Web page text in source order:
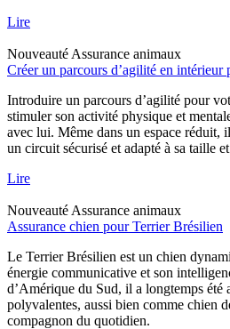
Lire
Nouveauté Assurance animaux
Créer un parcours d’agilité en intérieur
Introduire un parcours d’agilité pour
stimuler son activité physique et
avec lui. Même dans un espace réduit,
un circuit sécurisé et adapté à sa taille
Lire
Nouveauté Assurance animaux
Assurance chien pour Terrier Brésilien
Le Terrier Brésilien est un chien
énergie communicative et son
d’Amérique du Sud, il a longtemps été
polyvalentes, aussi bien comme chien
compagnon du quotidien.